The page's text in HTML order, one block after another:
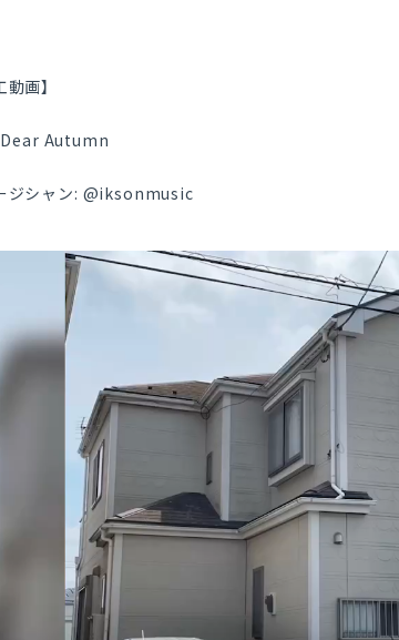
動画】
Autumn
ジシャン: @iksonmusic